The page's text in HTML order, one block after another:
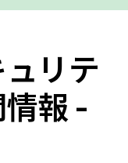
リテ
報 -